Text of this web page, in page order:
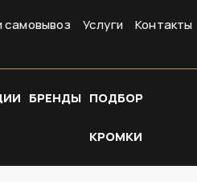
самовывоз Услуги Контакты
БРЕНДЫ ПОДБОР
КРОМКИ